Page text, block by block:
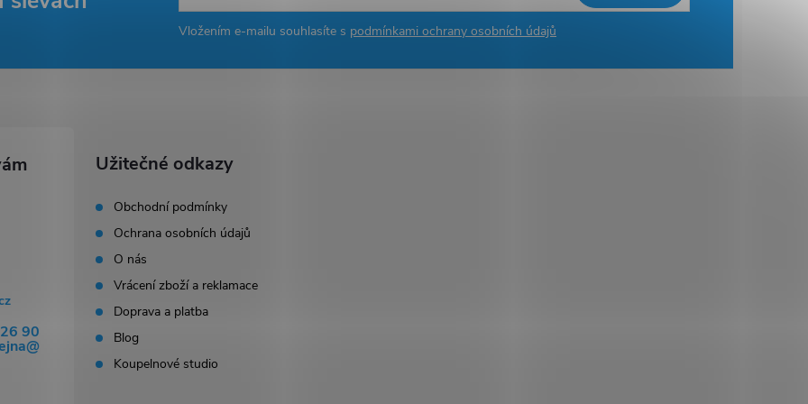
Vložením e-mailu souhlasíte s podmínkami ochrany osobních údajů
90
Užitečné odkazy
Obchodní podmínky
Ochrana osobních údajů
O nás
Vrácení zboží a reklamace
Doprava a platba
Blog
Koupelnové studio